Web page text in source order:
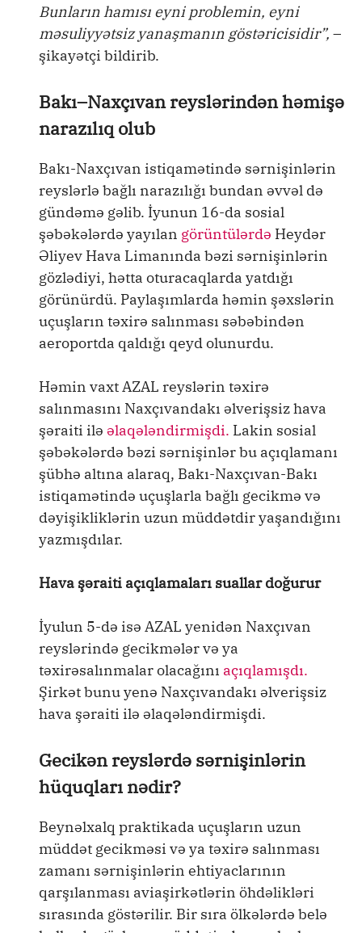
Bunların hamısı eyni problemin, eyni
məsuliyyətsiz yanaşmanın göstəricisidir”, –
şikayətçi bildirib.
Bakı–Naxçıvan reyslərindən həmişə
narazılıq olub
Bakı-Naxçıvan istiqamətində sərnişinlərin
reyslərlə bağlı narazılığı bundan əvvəl də
gündəmə gəlib. İyunun 16-da sosial
şəbəkələrdə yayılan görüntülərdə Heydər
Əliyev Hava Limanında bəzi sərnişinlərin
gözlədiyi, hətta oturacaqlarda yatdığı
görünürdü. Paylaşımlarda həmin şəxslərin
uçuşların təxirə salınması səbəbindən
aeroportda qaldığı qeyd olunurdu.
Həmin vaxt AZAL reyslərin təxirə
salınmasını Naxçıvandakı əlverişsiz hava
şəraiti ilə əlaqələndirmişdi. Lakin sosial
şəbəkələrdə bəzi sərnişinlər bu açıqlamanı
şübhə altına alaraq, Bakı-Naxçıvan-Bakı
istiqamətində uçuşlarla bağlı gecikmə və
dəyişikliklərin uzun müddətdir yaşandığını
yazmışdılar.
Hava şəraiti açıqlamaları suallar doğurur
İyulun 5-də isə AZAL yenidən Naxçıvan
reyslərində gecikmələr və ya
təxirəsalınmalar olacağını açıqlamışdı.
Şirkət bunu yenə Naxçıvandakı əlverişsiz
hava şəraiti ilə əlaqələndirmişdi.
Gecikən reyslərdə sərnişinlərin
hüquqları nədir?
Beynəlxalq praktikada uçuşların uzun
müddət gecikməsi və ya təxirə salınması
zamanı sərnişinlərin ehtiyaclarının
qarşılanması aviaşirkətlərin öhdəlikləri
sırasında göstərilir. Bir sıra ölkələrdə belə